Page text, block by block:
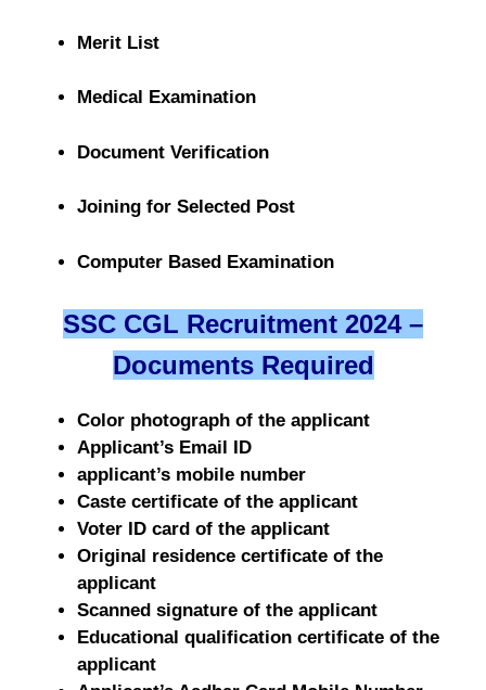
Merit List
Medical Examination
Document Verification
Joining for Selected Post
Computer Based Examination
SSC CGL Recruitment 2024 –
Documents Required
Color photograph of the applicant
Applicant’s Email ID
applicant’s mobile number
Caste certificate of the applicant
Voter ID card of the applicant
Original residence certificate of the
applicant
Scanned signature of the applicant
Educational qualification certificate of the
applicant